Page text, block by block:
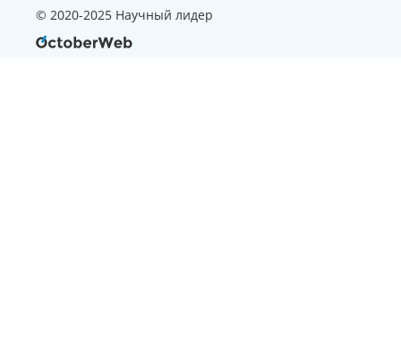
© 2020-2025 Научный лидер